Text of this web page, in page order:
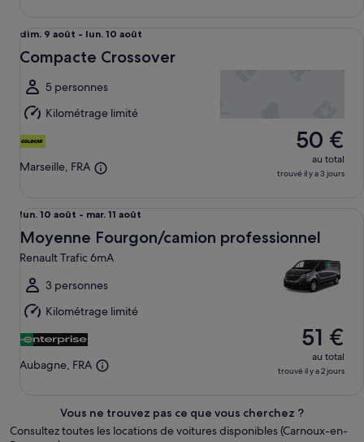
Du
dim.
août
au
lun.
10
dim. 9 août - lun. 10 août
Compacte Crossover
5 personnes
Kilométrage limité
Marseille, FRA
50 €
au total
trouvé il y a 3 jours
Du
lun.
10
août
au
mar.
11
août
lun. 10 août - mar. 11 août
Moyenne Fourgon/camion professionnel
Renault Trafic 6mA
3 personnes
Kilométrage limité
Aubagne, FRA
51 €
au total
trouvé il y a 2 jours
Vous ne trouvez pas ce que vous cherchez ?
Consultez toutes les locations de voitures disponibles (Carnoux-en-